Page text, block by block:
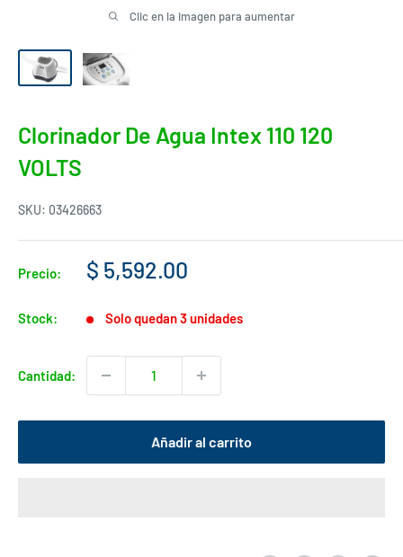
Clic en la imagen para aumentar
Clorinador De Agua Intex 110 120
VOLTS
SKU: 03426663
Precio:
Precio
venta
$ 5,592.00
Stock: Solo quedan 3 unidades
Cantidad:
Añadir al carrito